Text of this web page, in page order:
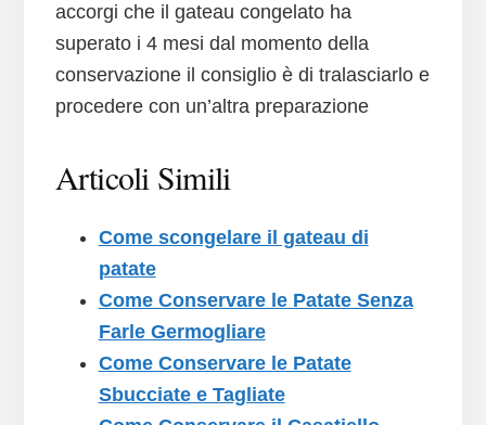
accorgi che il gateau congelato ha
superato i 4 mesi dal momento della
conservazione il consiglio è di tralasciarlo e
procedere con un’altra preparazione
Articoli Simili
Come scongelare il gateau di
patate
Come Conservare le Patate Senza
Farle Germogliare
Come Conservare le Patate
Sbucciate e Tagliate